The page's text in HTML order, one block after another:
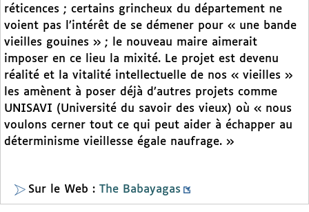
réticences ; certains grincheux du département ne
voient pas l’intérêt de se démener pour « une bande
vieilles gouines » ; le nouveau maire aimerait
imposer en ce lieu la mixité. Le projet est devenu
réalité et la vitalité intellectuelle de nos « vieilles »
les amènent à poser déjà d’autres projets comme
UNISAVI (Université du savoir des vieux) où « nous
voulons cerner tout ce qui peut aider à échapper au
déterminisme vieillesse égale naufrage. »
Sur le Web : The Babayagas